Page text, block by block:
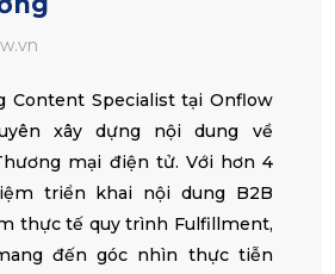
Content Specialist tại Onflow
xây dựng nội dung về
mại điện tử. Với hơn 4
triển khai nội dung B2B
thực tế quy trình Fulfillment,
đến góc nhìn thực tiễn